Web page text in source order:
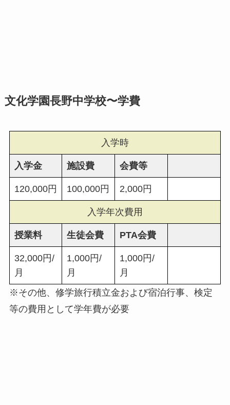
文化学園長野中学校〜学費
入学時
入学金 施設費 会費等
120,000円 100,000円 2,000円
入学年次費用
授業料 生徒会費 PTA会費
32,000円/
月
1,000円/
月
1,000円/
月
※その他、修学旅行積立金および宿泊行事、検定
等の費用として学年費が必要